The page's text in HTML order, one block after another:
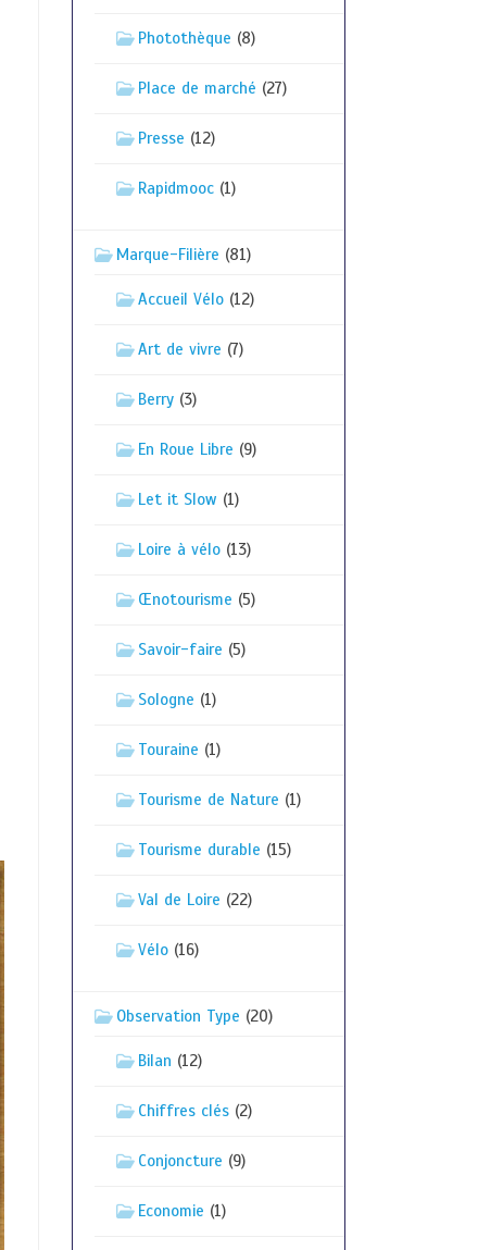
Photothèque (8)
Place de marché (27)
Presse (12)
Rapidmooc(1)
Marque-Filière (81)
Accueil Vélo(12)
Art de vivre (7)
Berry(3)
En Roue Libre (9)
Let it Slow (1)
Loire à vélo(13)
Œnotourisme (5)
Savoir-faire (5)
Sologne (1)
Touraine (1)
Tourisme de Nature (1)
Tourisme durable (15)
Val de Loire (22)
Vélo(16)
Observation Type (20)
Bilan (12)
Chiffres clés(2)
Conjoncture (9)
Economie (1)